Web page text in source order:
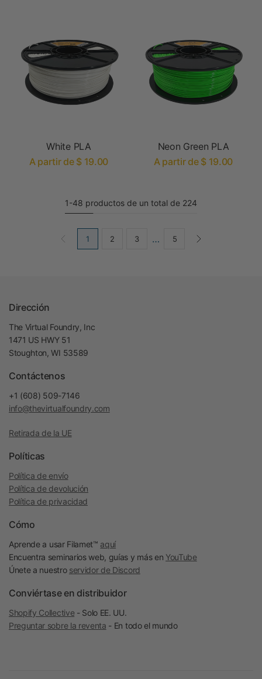
White PLA
A partir de $ 19.00
Neon Green PLA
A partir de $ 19.00
1-48 productos de un total de 224
1 2 3 … 5
Dirección
The Virtual Foundry, Inc
1471 US HWY 51
Stoughton, WI 53589
Contáctenos
+1 (608) 509-7146
info@thevirtualfoundry.com
Retirada de la UE
Políticas
Política de envío
Política de devolución
Política de privacidad
Cómo
Aprende a usar Filamet™ aquí
Encuentra seminarios web, guías y más en YouTube
Únete a nuestro servidor de Discord
Conviértase en distribuidor
Shopify Collective - Solo EE. UU.
Preguntar sobre la reventa - En todo el mundo